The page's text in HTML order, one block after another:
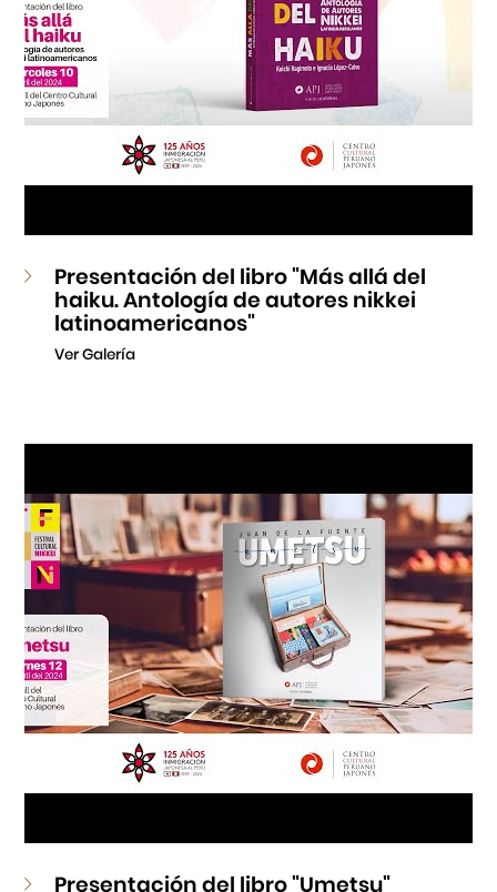
Presentación del libro "Más allá del
haiku. Antología de autores nikkei
latinoamericanos"
Ver Galería
Presentación del libro "Umetsu"